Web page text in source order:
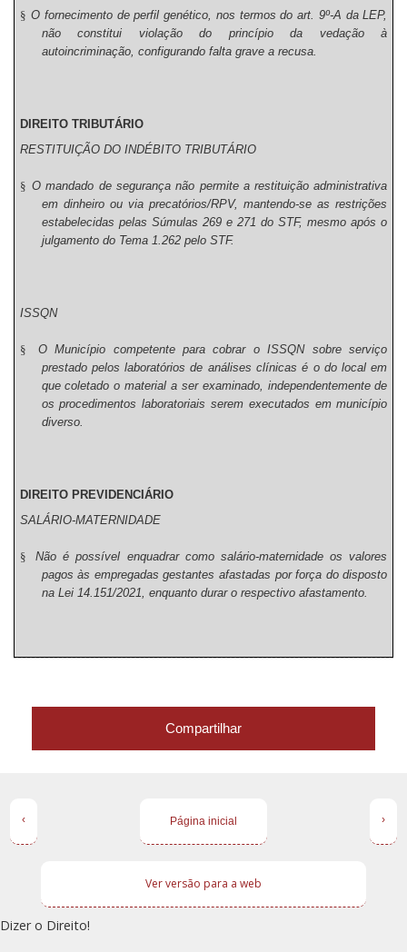
§ O fornecimento de perfil genético, nos termos do art. 9º-A da LEP,
não constitui violação do princípio da vedação à
autoincriminação, configurando falta grave a recusa.
DIREITO TRIBUTÁRIO
RESTITUIÇÃO DO INDÉBITO TRIBUTÁRIO
§ O mandado de segurança não permite a restituição administrativa
em dinheiro ou via precatórios/RPV, mantendo-se as restrições
estabelecidas pelas Súmulas 269 e 271 do STF, mesmo após o
julgamento do Tema 1.262 pelo STF.
ISSQN
§
O Município competente para cobrar o ISSQN sobre serviço
prestado pelos laboratórios de análises clínicas é o do local em
que coletado o material a ser examinado, independentemente de
os procedimentos laboratoriais serem executados em município
diverso.
DIREITO PREVIDENCIÁRIO
SALÁRIO-MATERNIDADE
§
Não é possível enquadrar como salário-maternidade os valores
pagos às empregadas gestantes afastadas por força do disposto
na Lei 14.151/2021, enquanto durar o respectivo afastamento.
Compartilhar
‹ ›
Página inicial
Ver versão para a web
Dizer o Direito!